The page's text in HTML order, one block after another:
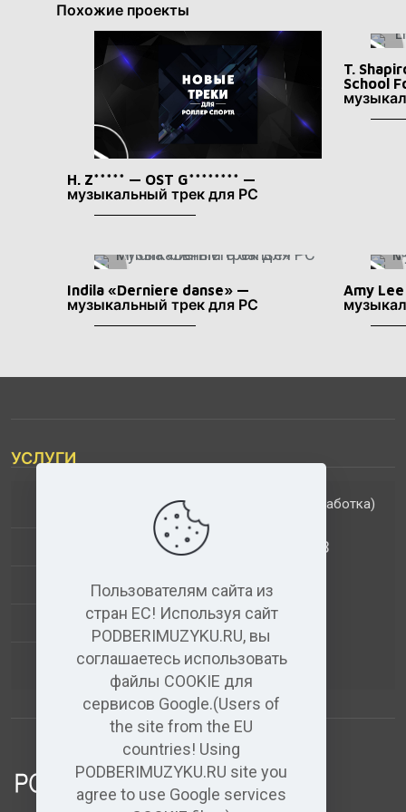
Похожие проекты
H. Z***** — OST G******** —
музыкальный трек для РС
T.
School
Indila «Derniere danse» —
музыкальный трек для РС
Amy
УСЛУГИ
ДОПОЛНИТЕЛЬНЫЕ УСЛУГИ (обработка)
АНАЛИЗ МУЗЫКАЛЬНЫХ ТРЕКОВ
ВИДЕО+АУДИО
УСЛУГИ ЗВУКОЗАПИСИ
АУДИО РЕДАКТОР(бесплатный)
Пользователям сайта из
стран ЕС! Используя сайт
PODBERIMUZYKU.RU, вы
соглашаетесь использовать
файлы COOKIE для
сервисов Google.(Users of
the site from the EU
countries! Using
PODBERIMUZYKU.RU site you
agree to use Google services